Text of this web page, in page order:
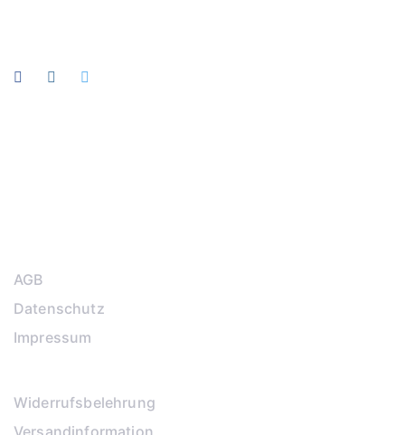
AGB
Datenschutz
Impressum
Widerrufsbelehrung
Versandinformation